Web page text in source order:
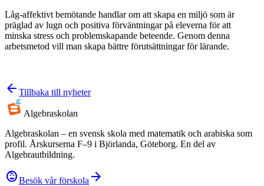
Låg-affektivt bemötande handlar om att skapa en miljö som är
präglad av lugn och positiva förväntningar på eleverna för att
minska stress och problemskapande beteende. Genom denna
arbetsmetod vill man skapa bättre förutsättningar för lärande.
arrow_back Tillbaka till nyheter
Algebraskolan
Algebraskolan – en svensk skola med matematik och arabiska som
profil. Årskurserna F–9 i Björlanda, Göteborg. En del av
Algebrautbildning.
child_careBesök vår förskola arrow_forward